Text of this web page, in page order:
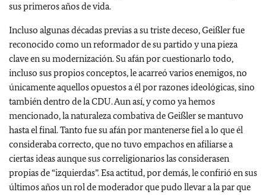
sus primeros años de vida.
Incluso algunas décadas previas a su triste deceso, Geißler fue
reconocido como un reformador de su partido y una pieza
clave en su modernización. Su afán por cuestionarlo todo,
incluso sus propios conceptos, le acarreó varios enemigos, no
únicamente aquellos opuestos a él por razones ideológicas, sino
también dentro de la CDU. Aun así, y como ya hemos
mencionado, la naturaleza combativa de Geißler se mantuvo
hasta el final. Tanto fue su afán por mantenerse fiel a lo que él
consideraba correcto, que no tuvo empachos en afiliarse a
ciertas ideas aunque sus correligionarios las considerasen
propias de “izquierdas”. Esa actitud, por demás, le confirió en sus
últimos años un rol de moderador que pudo llevar a la par que